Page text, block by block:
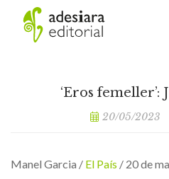
‘Eros femeller’:
20/05/2023
Manel Garcia / El País / 20 de